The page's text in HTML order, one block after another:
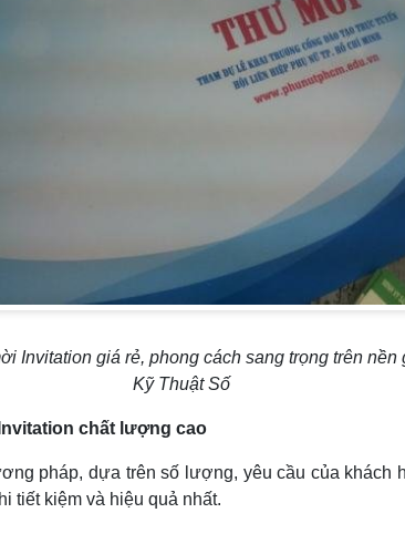
Invitation giá rẻ, phong cách sang trọng trên nền
Kỹ Thuật Số
Invitation chất lượng cao
pháp, dựa trên số lượng, yêu cầu của khách
tiết kiệm và hiệu quả nhất.